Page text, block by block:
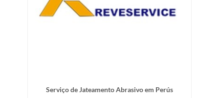
Serviço de Jateamento Abrasivo em Perús